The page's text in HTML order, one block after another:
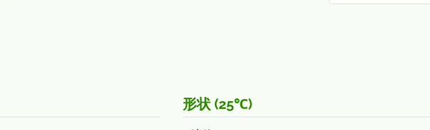
形状 (25℃)